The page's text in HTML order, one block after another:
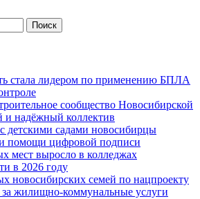
стала лидером по применению БПЛА
сообщество Новосибирской
и надёжный коллектив
детскими садами новосибирцы
помощи цифровой подписи
мест выросло в колледжах
в 2026 году
новосибирских семей по нацпроекту
жилищно-коммунальные услуги